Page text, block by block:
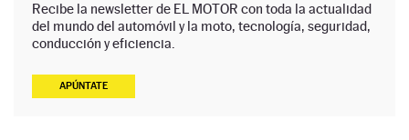
Recibe la newsletter de EL MOTOR con toda la actualidad
del mundo del automóvil y la moto, tecnología, seguridad,
conducción y eficiencia.
APÚNTATE